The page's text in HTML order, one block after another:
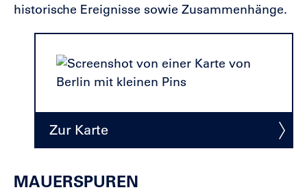
historische Ereignisse sowie Zusammenhänge.
Zur Karte
MAUERSPUREN